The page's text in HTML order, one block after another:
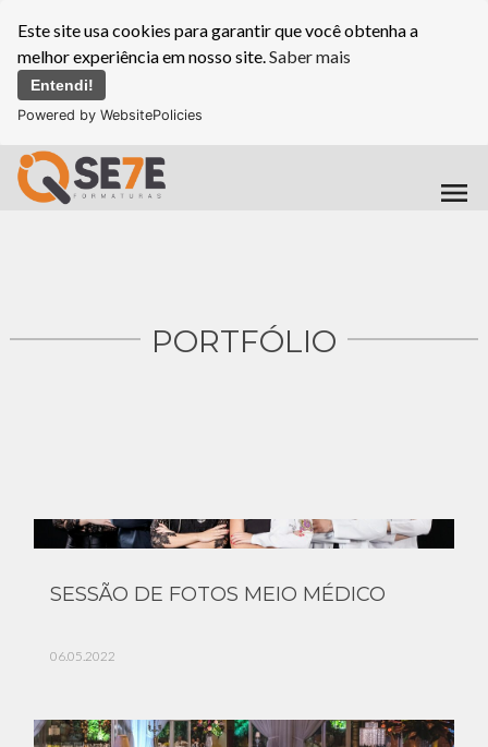
Este site usa cookies para garantir que você obtenha a
melhor experiência em nosso site.Saber mais
Entendi!
Powered by WebsitePolicies
menu
PORTFÓLIO
SESSÃO DE FOTOS MEIO MÉDICO
06.05.2022